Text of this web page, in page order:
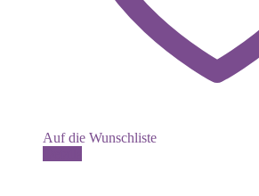
Auf die Wunschliste